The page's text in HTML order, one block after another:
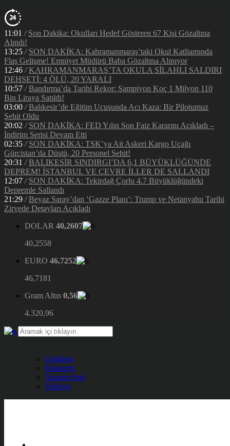
11:01 / Son Dakika: Okulları Hedef Gösteren 67 Kişi Gözaltına
Alındı!
13:25 / SON DAKİKA: Kahramanmaraş’taki Okul Katliamında
Flaş Gelişme! Emniyet Müdürü Baba Gözaltına Alınıyor
12:46 / KAHRAMANMARAŞ’TA OKULA SİLAHLI SALDIRI
DEHŞETİ: 4 ÖLÜ, 20 YARALI
10:57 / Bandırma’da Tarihi Rekor: Şampiyon Koç 1 Milyon 110
Bin Liraya Satıldı!
03:00 / Balıkesir’de Eğitim Uçuşunda Acı Kaza: Bir Pilotumuz
Şehit Oldu
20:02 / SON DAKİKA: FED Yılın Son Faiz Kararını Açıkladı –
İndirim Serisi Devam Etti
02:35 / SON DAKİKA: TSK’ya Ait Askeri Kargo Uçağı
Gürcistan’da Düştü, 20 Personel Şehit!
20:31 / BALIKESİR SINDIRGI’DA 6,1 BÜYÜKLÜĞÜNDE
DEPREM! İSTANBUL VE ÇEVRE İLLER DE SALLANDI
12:07 / SON DAKİKA: Tekirdağ Çorlu 4.7 Büyüklüğündeki
Depremle Sallandı
21:29 / Beyaz Saray’dan ‘Gazze Planı’: Trump ve Netanyahu Tarihi
Zirvede Detayları Açıkladı
DOLAR 40,2607
40,2558
EURO 46,7252
46,7181
Gram Altın 0,56
4.320,96
Gündem
Ekonomi
Yazarın Sesi
Türkiye